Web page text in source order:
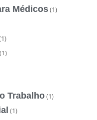
Médicos(1)
(1)
Trabalho(1)
(1)